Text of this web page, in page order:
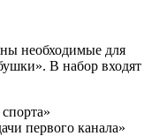
необходимые для
В набор входят
первого канала»